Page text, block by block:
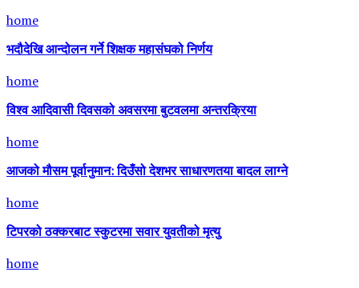
home
भदौदेखि आन्दोलन गर्ने शिक्षक महासंघको निर्णय
home
विश्व आदिवासी दिवसको अवसरमा बुटवलमा अन्तरक्रिया
home
आजको मौसम पूर्वानुमान: दिउँसो देशभर साधारणतया बादल लाग्ने
home
टिपरको ठक्करबाट स्कुटरमा सवार युवतीको मृत्यु
home